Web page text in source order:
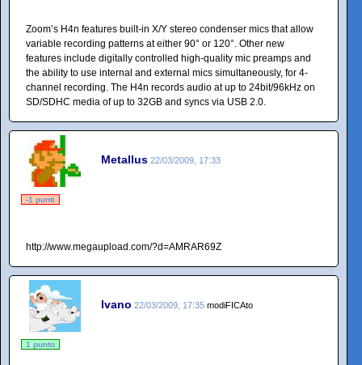
Zoom’s H4n features built-in X/Y stereo condenser mics that allow
variable recording patterns at either 90° or 120°. Other new
features include digitally controlled high-quality mic preamps and
the ability to use internal and external mics simultaneously, for 4-
channel recording. The H4n records audio at up to 24bit/96kHz on
SD/SDHC media of up to 32GB and syncs via USB 2.0.
Metallus 22/03/2009, 17:33
-1 punti
http://www.megaupload.com/?d=AMRAR69Z
Ivano 22/03/2009, 17:35 modiFICAto
1 punto